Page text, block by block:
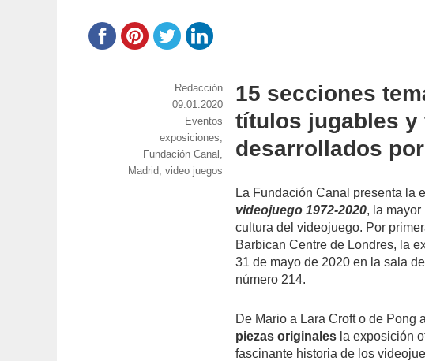
15 secciones
títulos jugables y
desarrollados
La Fundación Canal presenta la
videojuego 1972-2020, la
cultura del videojuego. Por
Barbican Centre de Londres, la
31 de mayo de 2020 en la sala
número 214.
De Mario a Lara Croft o de Pong
piezas originales la exposición
fascinante historia de los
https://www.experimenta.es/author/redaccion/
Redacción
Publicado
09.01.2020
Categorías
Eventos
Etiquetas
exposiciones
Fundación Canal
Madrid ,video juegos